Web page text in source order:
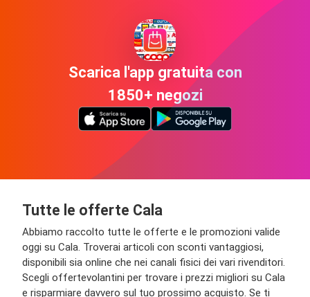
Scarica l'app gratuita con
1850+ negozi
Tutte le offerte Cala
Abbiamo raccolto tutte le offerte e le promozioni valide
oggi su Cala. Troverai articoli con sconti vantaggiosi,
disponibili sia online che nei canali fisici dei vari rivenditori.
Scegli offertevolantini per trovare i prezzi migliori su Cala
e risparmiare davvero sul tuo prossimo acquisto. Se ti